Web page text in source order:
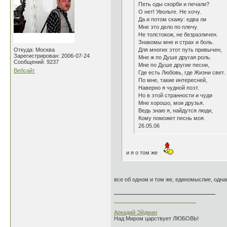
Откуда: Москва
Зарегистрирован: 2006-07-24
Сообщений: 9237
Вебсайт
Петь оды скорби и печали?
О нет! Увольте. Не хочу.
Да и потом скажу: едва ли
Мне это дело по плечу.
Не толстокож, не безразличен.
Знакомы мне и страх и боль.
Для многих этот путь привычен,
Мне ж по Душе другая роль.
Мне по Душе другие песни,
Где есть Любовь, где Жизни свет.
По мне, такие интересней,
Наверно я чудной поэт.
Но в этой странности и чуди
Мне хорошо, мои друзья.
Ведь знаю я, найдутся люди,
Кому поможет песнь моя.
26.05.06
и я о том же
все об одном и том же, единомыслие,
Аркадий Эйдман
Над Миром царствует ЛЮБОВЬ!